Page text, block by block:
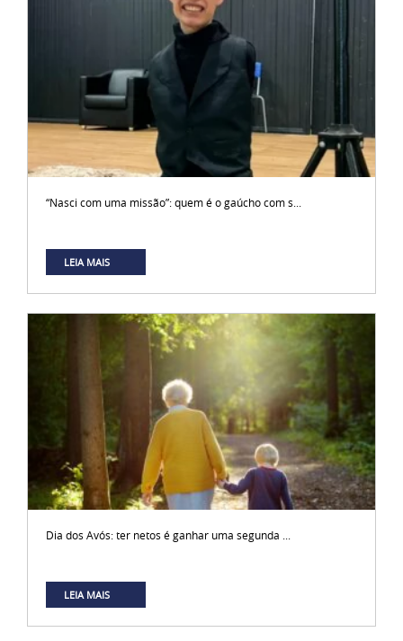
“Nasci com uma missão”: quem é o gaúcho com s...
LEIA MAIS
Dia dos Avós: ter netos é ganhar uma segunda ...
LEIA MAIS